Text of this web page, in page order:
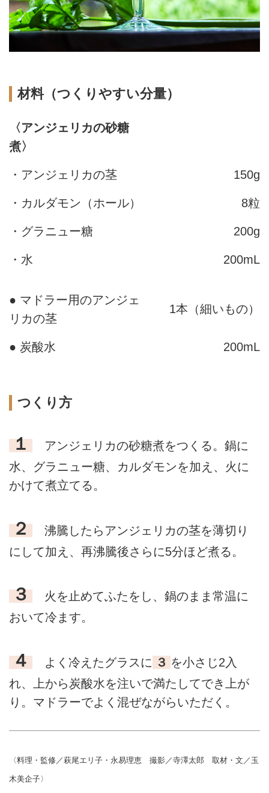
材料（つくりやすい分量）
〈アンジェリカの砂糖
煮〉
・アンジェリカの茎 150g
・カルダモン（ホール） 8粒
・グラニュー糖 200g
・水 200mL
● マドラー用のアンジェ
リカの茎
1本（細いもの）
● 炭酸水 200mL
つくり方
１
アンジェリカの砂糖煮をつくる。鍋に
水、グラニュー糖、カルダモンを加え、火に
かけて煮立てる。
２
沸騰したらアンジェリカの茎を薄切り
にして加え、再沸騰後さらに5分ほど煮る。
３
火を止めてふたをし、鍋のまま常温に
おいて冷ます。
４ よく冷えたグラスに ３ を小さじ2入
れ、上から炭酸水を注いで満たしてでき上が
り。マドラーでよく混ぜながらいただく。
〈料理・監修／萩尾エリ子・永易理恵 撮影／寺澤太郎 取材・文／玉
木美企子〉